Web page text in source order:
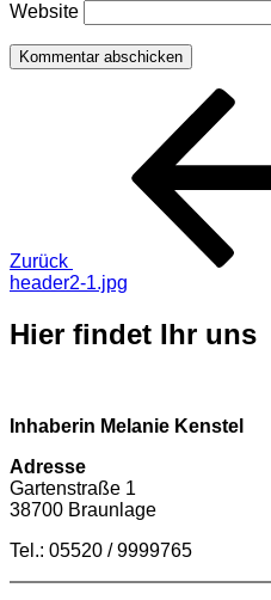
Website
Beitragsnavigation
Zurück
header2-1.jpg
Hier findet Ihr uns
Inhaberin Melanie Kenstel
Adresse
Gartenstraße 1
38700 Braunlage
Tel.: 05520 / 9999765